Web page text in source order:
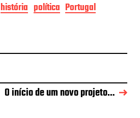
história política Portugal
O início de um novo projeto…